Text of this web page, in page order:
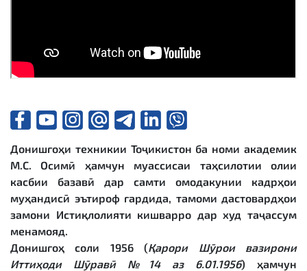
Донишгоҳи техникии Тоҷикистон ба номи академик
М.С. Осимӣ ҳамчун муассисаи таҳсилотии олии
касбии базавӣ дар самти омодакунии кадрҳои
муҳандисӣ эътироф гардида, тамоми дастовардҳои
замони Истиқлолияти кишварро дар худ таҷассум
менамояд.
Донишгоҳ соли 1956 (Қарори Шӯрои вазирони
Иттиҳоди Шӯравӣ №14 аз 6.01.1956) ҳамчун